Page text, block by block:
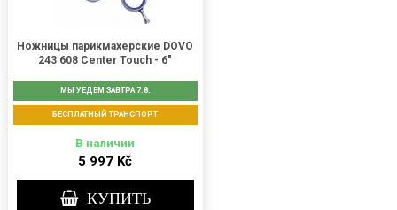
Ножницы парикмахерские DOVO
243 608 Center Touch - 6"
МЫ УЕДЕМ ЗАВТРА 7.8.
БЕСПЛАТНЫЙ ТРАНСПОРТ
В наличии
5 997 Kč
КУПИТЬ